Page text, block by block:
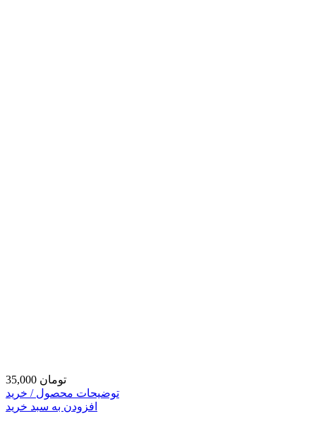
35,000 تومان
توضیحات محصول / خرید
افزودن به سبد خرید